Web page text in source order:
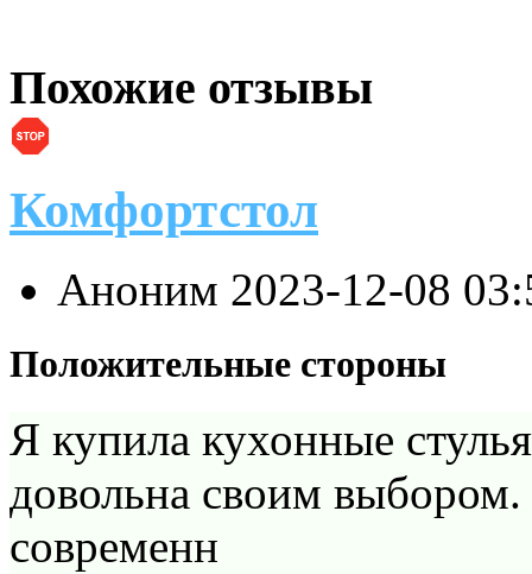
Похожие отзывы
Комфортстол
Аноним 2023-12-08
Положительные стороны
Я купила кухонные
довольна своим
современн